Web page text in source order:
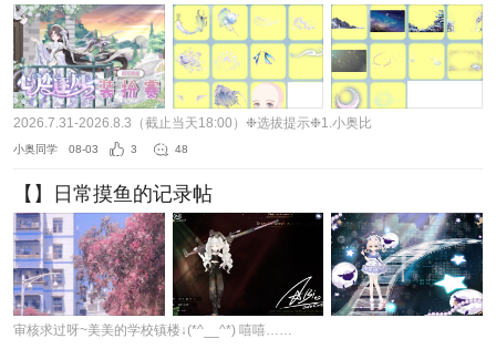
2026.7.31-2026.8.3（截止当天18:00）❉选拔提示❉1.小奥比
小奥同学 08-03 3 48
【】日常摸鱼的记录帖
审核求过呀~美美的学校镇楼↓(*^__^*) 嘻嘻……